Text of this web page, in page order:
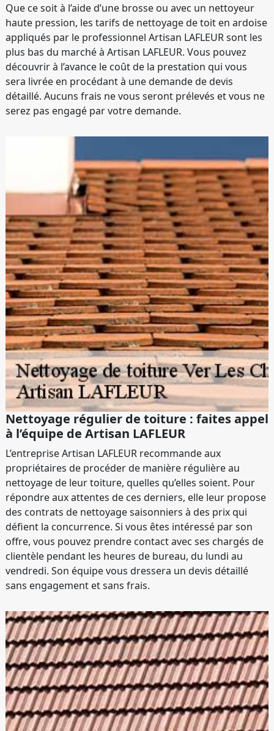
Que ce soit à l’aide d’une brosse ou avec un nettoyeur
haute pression, les tarifs de nettoyage de toit en ardoise
appliqués par le professionnel Artisan LAFLEUR sont les
plus bas du marché à Artisan LAFLEUR. Vous pouvez
découvrir à l’avance le coût de la prestation qui vous
sera livrée en procédant à une demande de devis
détaillé. Aucuns frais ne vous seront prélevés et vous ne
serez pas engagé par votre demande.
Nettoyage régulier de toiture : faites appel
à l’équipe de Artisan LAFLEUR
L’entreprise Artisan LAFLEUR recommande aux
propriétaires de procéder de manière régulière au
nettoyage de leur toiture, quelles qu’elles soient. Pour
répondre aux attentes de ces derniers, elle leur propose
des contrats de nettoyage saisonniers à des prix qui
défient la concurrence. Si vous êtes intéressé par son
offre, vous pouvez prendre contact avec ses chargés de
clientèle pendant les heures de bureau, du lundi au
vendredi. Son équipe vous dressera un devis détaillé
sans engagement et sans frais.